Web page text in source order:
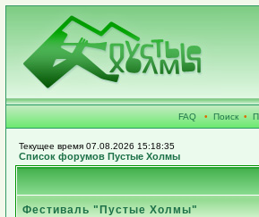
FAQ • Поиск •
Текущее время 07.08.2026 15:18:35
Список форумов Пустые Холмы
Фестиваль "Пустые Холмы"